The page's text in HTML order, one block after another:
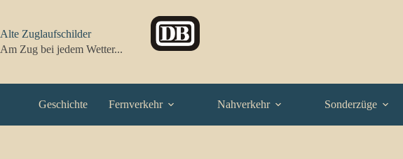
springen
Alte Zuglaufschilder
Am Zug bei jedem Wetter...
Geschichte Fernverkehr Nahverkehr Sonderzüge